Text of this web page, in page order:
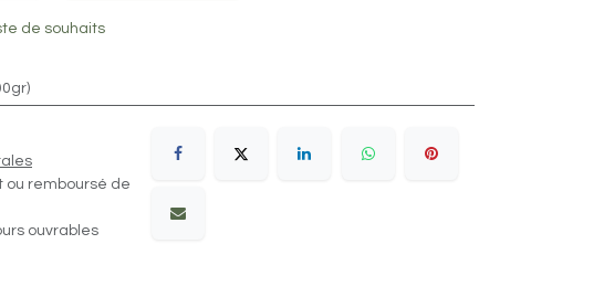
de souhaits
ou remboursé de
ouvrables